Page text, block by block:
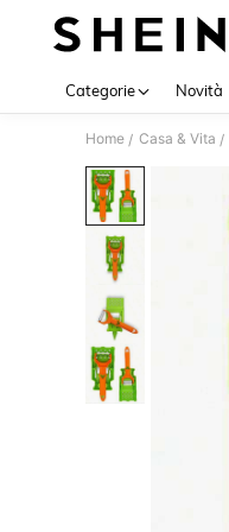
Categorie Novità
Home / Casa & Vita /